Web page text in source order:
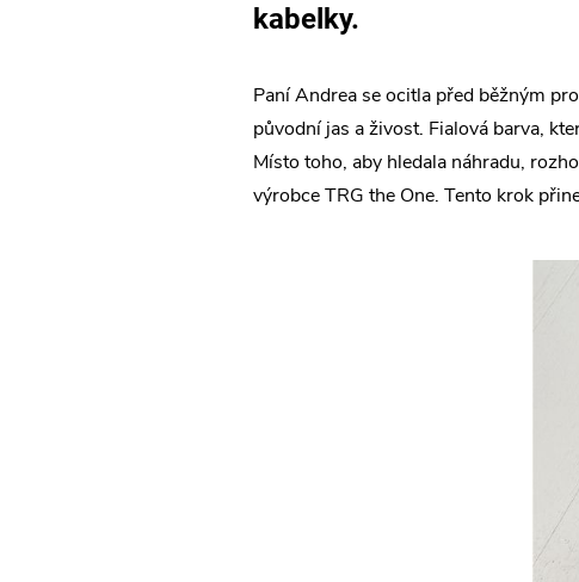
kabelky.
Paní Andrea se ocitla před běžným
původní jas a živost. Fialová barva,
Místo toho, aby hledala náhradu,
výrobce TRG the One. Tento krok